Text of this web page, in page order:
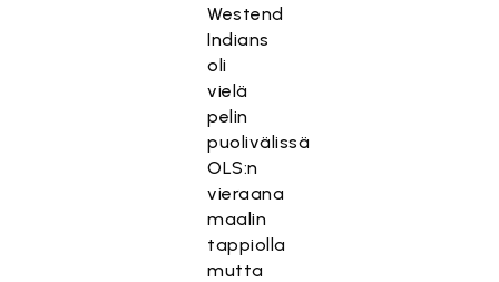
Westend
Indians
oli
vielä
pelin
puolivälissä
OLS:n
vieraana
maalin
tappiolla
mutta